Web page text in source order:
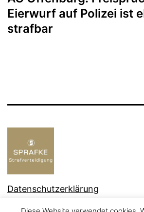
Eierwurf auf Polizei ist
strafbar
Datenschutzerklärung